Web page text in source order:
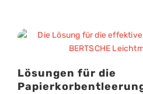
Lösungen für die